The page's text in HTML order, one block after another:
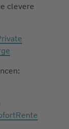
clevere